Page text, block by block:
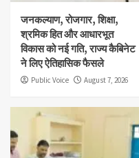
जनकल्याण, रोजगार, शिक्षा,
श्रमिक हित और आधारभूत
विकास को नई गति, राज्य कैबिनेट
ने लिए ऐतिहासिक फैसले
Public Voice August 7, 2026